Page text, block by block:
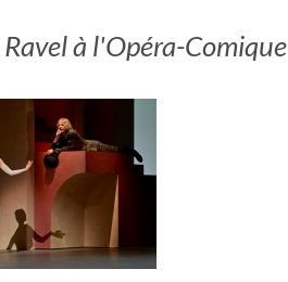
à l'Opéra-Comique